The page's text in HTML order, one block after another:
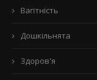
Вагітність
Дошкільнята
Здоров'я